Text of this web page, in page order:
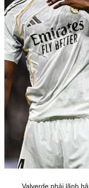
Valverde phải lãnh